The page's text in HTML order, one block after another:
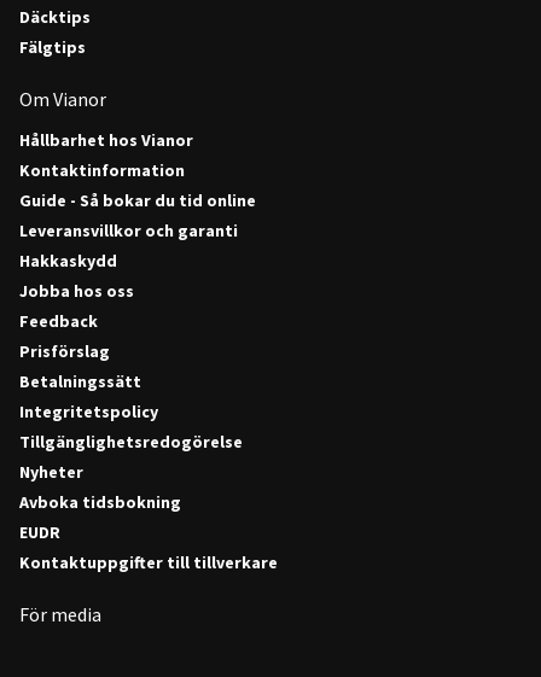
Däcktips
Fälgtips
Om Vianor
Hållbarhet hos Vianor
Kontaktinformation
Guide - Så bokar du tid online
Leveransvillkor och garanti
Hakkaskydd
Jobba hos oss
Feedback
Prisförslag
Betalningssätt
Integritetspolicy
Tillgänglighetsredogörelse
Nyheter
Avboka tidsbokning
EUDR
Kontaktuppgifter till tillverkare
För media